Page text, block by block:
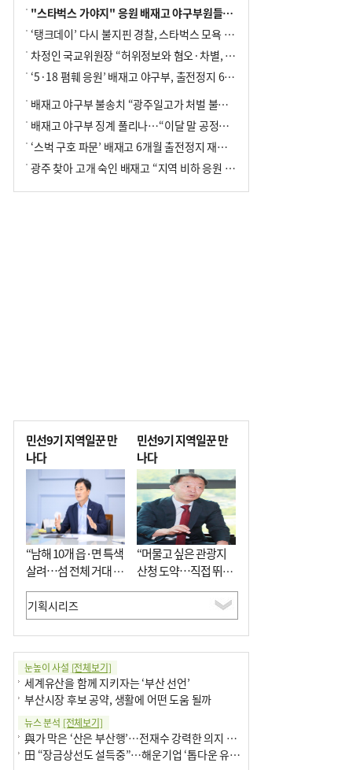
"스타벅스 가야지" 응원 배재고 야구부원들, 학교서 징계 처분
‘탱크데이’ 다시 불지핀 경찰, 스타벅스 모욕 혐의 압수수색
차정인 국교위원장 “허위정보와 혐오·차별, 학교 교실까지 유입"
‘5·18 폄훼 응원’ 배재고 야구부, 출전정지 6개월→1개월 감경
배재고 야구부 불송치 “광주일고가 처벌 불원 의사 표해”
배재고 야구부 징계 풀리나…“이달 말 공정위서 재심의”
‘스벅 구호 파문’ 배재고 6개월 출전정지 재심 신청키로
광주 찾아 고개 숙인 배재고 “지역 비하 응원 잘못”(종합)
민선9기 지역일꾼 만
나다
“남해 10개 읍·면 특색
살려…섬 전체 거대 정
원으로 조성”
민선9기 지역일꾼 만
나다
“머물고 싶은 관광지
산청 도약…직접 뛰며
‘돈 버는 군수’ 될 것”
눈높이 사설 [전체보기]
세계유산을 함께 지키자는 ‘부산 선언’
부산시장 후보 공약, 생활에 어떤 도움 될까
뉴스 분석 [전체보기]
與가 막은 ‘산은 부산행’…전재수 강력한 의지 표명 없인 공염불
田 “장금상선도 설득중”…해운기업 ‘톱다운 유치전’ 가속